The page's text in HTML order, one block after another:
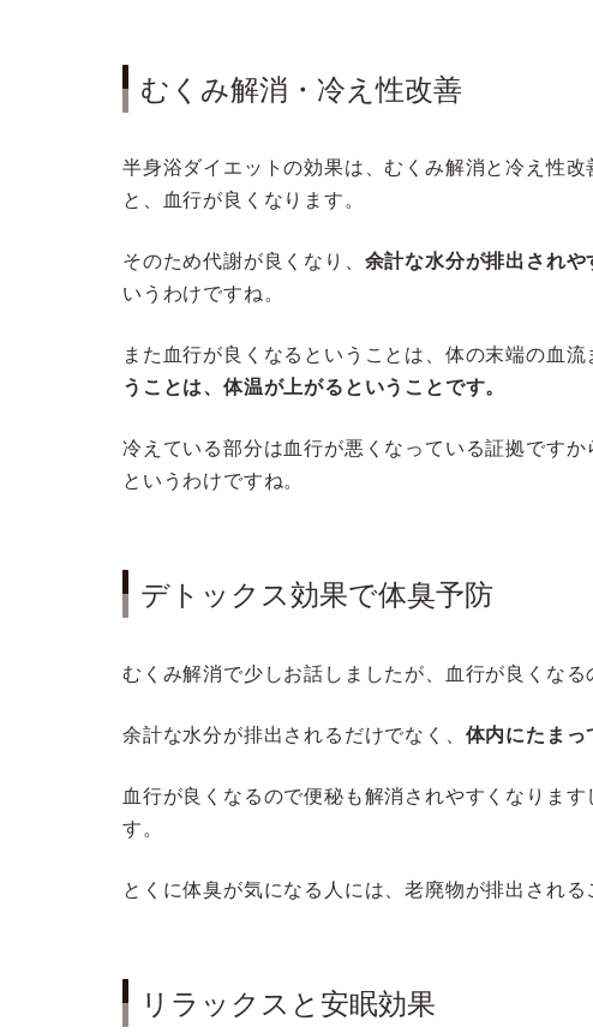
むくみ解消・冷え性改善
半身浴ダイエットの効果は、むくみ解消と冷え性
と、血行が良くなります。
そのため代謝が良くなり、 余計な水分が排出されや
いうわけですね。
また血行が良くなるということは、体の末端の血流
うことは、体温が上がるということです。
冷えている部分は血行が悪くなっている証拠です
というわけですね。
デトックス効果で体臭予防
むくみ解消で少しお話しましたが、血行が良くなる
余計な水分が排出されるだけでなく、 体内にたまっ
血行が良くなるので便秘も解消されやすくなりま
す。
とくに体臭が気になる人には、老廃物が排出され
リラックスと安眠効果